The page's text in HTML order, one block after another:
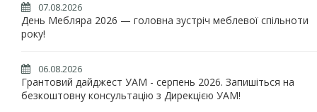
07.08.2026
День Мебляра 2026 — головна зустріч меблевої спільноти
року!
06.08.2026
Грантовий дайджест УАМ - серпень 2026. Запишіться на
безкоштовну консультацію з Дирекцією УАМ!